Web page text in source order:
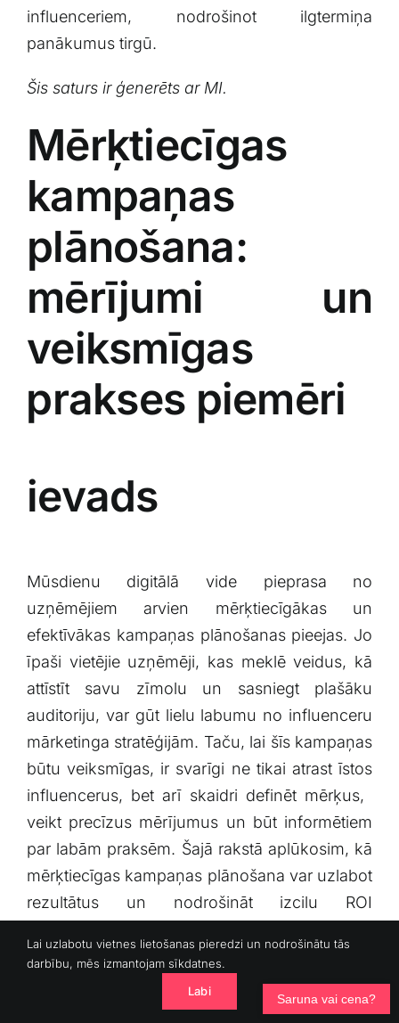
influenceriem, nodrošinot‍ ilgtermiņa
panākumus tirgū.
Šis saturs ir ģenerēts ar​ MI.
Mērķtiecīgas
kampaņas
plānošana:
mērījumi un
veiksmīgas
⁣prakses piemēri
ievads
Mūsdienu digitālā‌ vide​ pieprasa ‌no
uzņēmējiem ​arvien mērķtiecīgākas un
efektīvākas‍ kampaņas ​plānošanas pieejas. Jo
īpaši vietējie ⁢uzņēmēji,‍ kas meklē veidus, kā
attīstīt savu zīmolu un sasniegt plašāku
auditoriju, var gūt lielu labumu no influenceru
mārketinga stratēģijām. Taču, lai šīs kampaņas
būtu veiksmīgas,‍ ir svarīgi‍ ne​ tikai atrast ⁤īstos
influencerus, bet arī skaidri definēt mērķus, ​
veikt precīzus mērījumus un būt⁤ informētiem
par labām praksēm. Šajā rakstā aplūkosim, kā
mērķtiecīgas kampaņas​ plānošana var⁢ uzlabot
rezultātus un nodrošināt izcilu ROI
veiksmīgas prakses piemērus.
Lai uzlabotu vietnes lietošanas pieredzi un nodrošinātu tās
darbību, mēs izmantojam sīkdatnes.
Labi
Saruna vai cena?